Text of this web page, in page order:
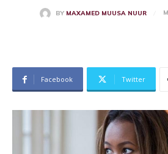
BY MAXAMED MUUSA NUUR
Facebook Twitter